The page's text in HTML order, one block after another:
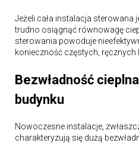
Jeżeli cała instalacja sterowana
trudno osiągnąć równowagę
sterowania powoduje
konieczność częstych, ręcznych
Bezwładność
budynku
Nowoczesne instalacje,
charakteryzują się dużą